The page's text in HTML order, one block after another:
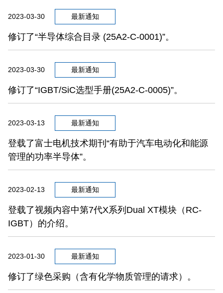
2023-03-30 最新通知
修订了“半导体综合目录 (25A2-C-0001)”。
2023-03-30 最新通知
修订了“IGBT/SiC选型手册(25A2-C-0005)”。
2023-03-13 最新通知
登载了富士电机技术期刊“有助于汽车电动化和能源
管理的功率半导体”。
2023-02-13 最新通知
登载了视频内容中第7代X系列Dual XT模块（RC-
IGBT）的介绍。
2023-01-30 最新通知
修订了绿色采购（含有化学物质管理的请求）。